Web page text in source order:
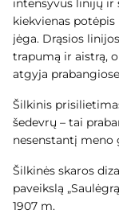
intensyvus linijų ir
kiekvienas
jėga. Drąsios
trapumą ir aistrą,
atgyja
Šilkinis
šedevrų – tai
nesenstantį meno
Šilkinės skaros
paveikslą
1907 m.